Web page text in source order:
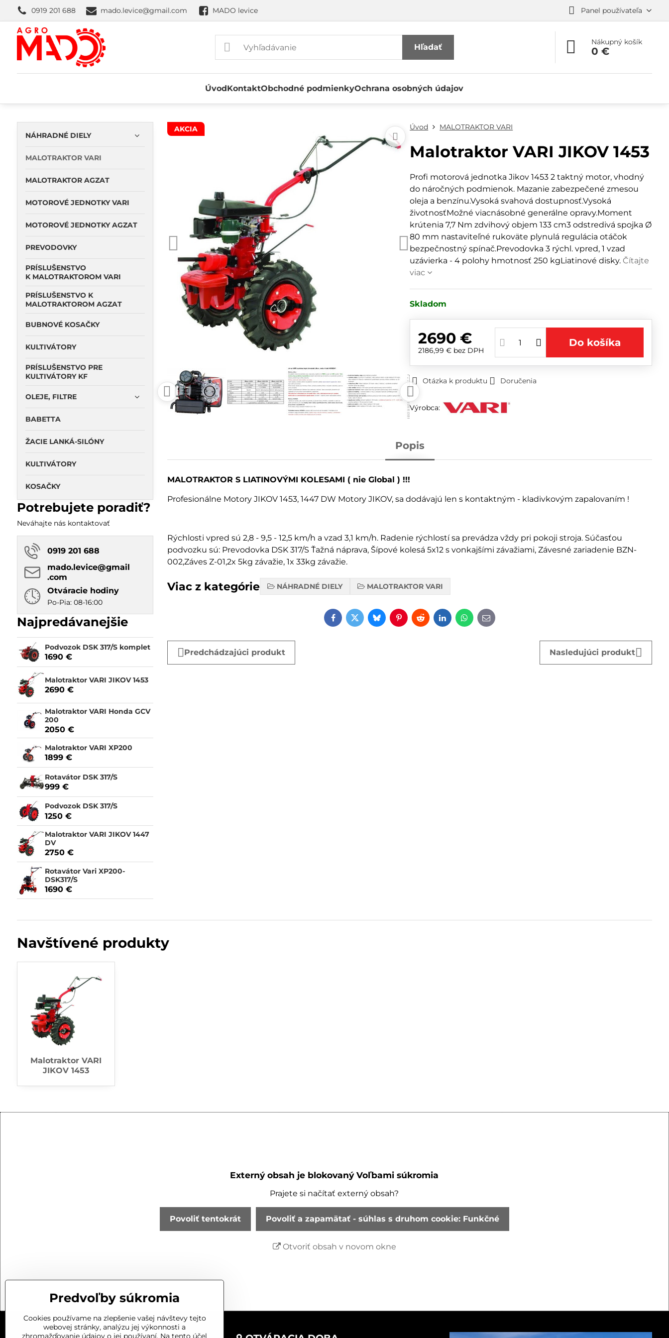
0919 201 688 mado.levice@gmail.com MADO levice Panel používateľa
Hľadať
Nákupný košík
0 €
ÚvodKontaktObchodné podmienkyOchrana osobných údajov
AKCIA Úvod MALOTRAKTOR VARI
Malotraktor VARI JIKOV 1453
Profi motorová jednotka Jikov 1453 2 taktný motor, vhodný
do náročných podmienok. Mazanie zabezpečené zmesou
oleja a benzínu.Vysoká svahová dostupnosť.Vysoká
životnosťMožné viacnásobné generálne opravy.Moment
krútenia 7,7 Nm zdvihový objem 133 cm3 odstredivá spojka Ø
80 mm nastaviteľné rukoväte plynulá regulácia otáčok
bezpečnostný spínač.Prevodovka 3 rýchl. vpred, 1 vzad
uzávierka - 4 polohy hmotnosť 250 kgLiatinové disky. Čítajte
viac
Skladom
2690 €
2186,99 € bez DPH
Do košíka
Otázka k produktu Doručenia
Výrobca:
Popis
MALOTRAKTOR S LIATINOVÝMI KOLESAMI ( nie Global ) !!!
Profesionálne Motory JIKOV 1453, 1447 DW Motory JIKOV, sa dodávajú len s kontaktným - kladivkovým zapalovaním !
Rýchlosti vpred sú 2,8 - 9,5 - 12,5 km/h a vzad 3,1 km/h. Radenie rýchlostí sa prevádza vždy pri pokoji stroja. Súčasťou
podvozku sú: Prevodovka DSK 317/S Ťažná náprava, Šípové kolesá 5x12 s vonkajšími závažiami, Závesné zariadenie BZN-
002,Záves Z-01,2x 5kg závažie, 1x 33kg závažie.
Viac z kategórie NÁHRADNÉ DIELY MALOTRAKTOR VARI
Facebook
TwitterBlueskyPinterest
RedditLinkedInWhatsApp
E-
mail
Predchádzajúci produkt Nasledujúci produkt
NÁHRADNÉ DIELY
MALOTRAKTOR VARI
MALOTRAKTOR AGZAT
MOTOROVÉ JEDNOTKY VARI
MOTOROVÉ JEDNOTKY AGZAT
PREVODOVKY
PRÍSLUŠENSTVO
K MALOTRAKTOROM VARI
PRÍSLUŠENSTVO K
MALOTRAKTOROM AGZAT
BUBNOVÉ KOSAČKY
KULTIVÁTORY
PRÍSLUŠENSTVO PRE
KULTIVÁTORY KF
OLEJE, FILTRE
BABETTA
ŽACIE LANKÁ-SILÓNY
KULTIVÁTORY
KOSAČKY
Potrebujete poradiť?
Neváhajte nás kontaktovať
0919 201 688
mado​.levice​@gmail​
.com
Otváracie hodiny
Po-Pia: 08-16:00
Najpredávanejšie
Podvozok DSK 317/S komplet
1690 €
Malotraktor VARI JIKOV 1453
2690 €
Malotraktor VARI Honda GCV
200
2050 €
Malotraktor VARI XP200
1899 €
Rotavátor DSK 317/S
999 €
Podvozok DSK 317/S
1250 €
Malotraktor VARI JIKOV 1447
DV
2750 €
Rotavátor Vari XP200-
DSK317/S
1690 €
Navštívené produkty
Malotraktor VARI
JIKOV 1453
Externý obsah je blokovaný Voľbami súkromia
Prajete si načítať externý obsah?
Povoliť tentokrát Povoliť a zapamätať - súhlas s druhom cookie: Funkčné
Otvoriť obsah v novom okne
Predvoľby súkromia
Cookies používame na zlepšenie vašej návštevy tejto
webovej stránky, analýzu jej výkonnosti a
zhromažďovanie údajov o jej používaní. Na tento účel